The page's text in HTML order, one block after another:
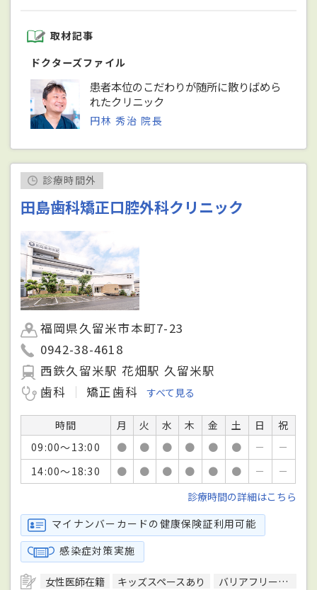
取材記事
ドクターズファイル
患者本位のこだわりが随所に散りばめら
れたクリニック
円林 秀治 院長
診療時間外
田島歯科矯正口腔外科クリニック
福岡県久留米市本町7-23
0942-38-4618
西鉄久留米駅 花畑駅 久留米駅
歯科
矯正歯科 すべて見る
時間 月 火 水 木 金 土 日
祝
09:00～13:00
● ● ● ● ● ● －
－
14:00～18:30
● ● ● ● ● ● －
－
診療時間の詳細はこちら
マイナンバーカードの健康保険証利用可能
感染症対策実施
女性医師在籍 キッズスペースあり バリアフリー対応